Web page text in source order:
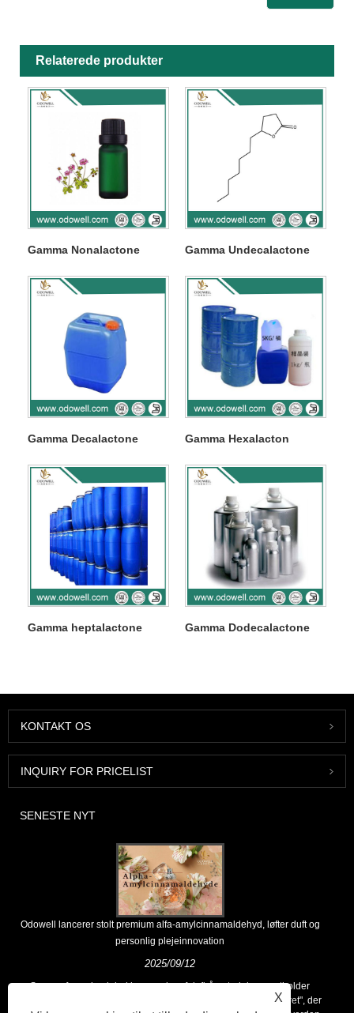
Relaterede produkter
Gamma Nonalactone Gamma Undecalactone
Gamma Decalactone Gamma Hexalacton
Gamma heptalactone Gamma Dodecalactone
KONTAKT OS
INQUIRY FOR PRICELIST
SENESTE NYT
Odowell lancerer stolt premium alfa-amylcinnamaldehyd, løfter duft og
personlig plejeinnovation
2025/09/12
Som en førende global leverandør af duftråmaterialer opretholder
Odowell en kernefilosofi om "innovationsdrevet, kvalitetsfokuseret", der
X